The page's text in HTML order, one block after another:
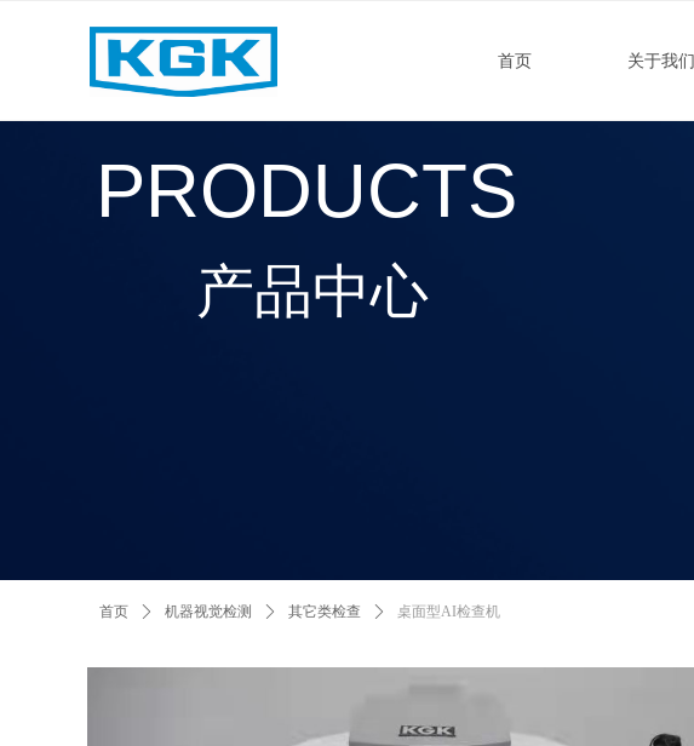
PRODUCTS
产品中心
首页 关于我们
首页 ꄲ 机器视觉检测 ꄲ 其它类检查 ꄲ 桌面型AI检查机